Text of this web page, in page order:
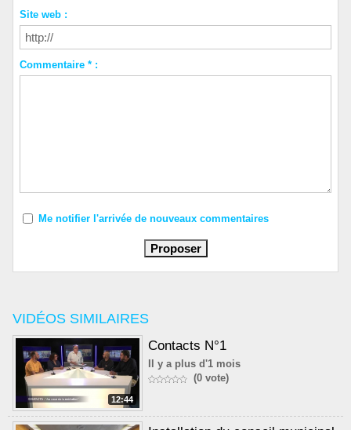
VIDÉOS SIMILAIRES
12:44
Contacts N°1
Il y a plus d'1 mois
(0 vote)
Site web :
Commentaire * :
Me notifier l'arrivée de nouveaux commentaires